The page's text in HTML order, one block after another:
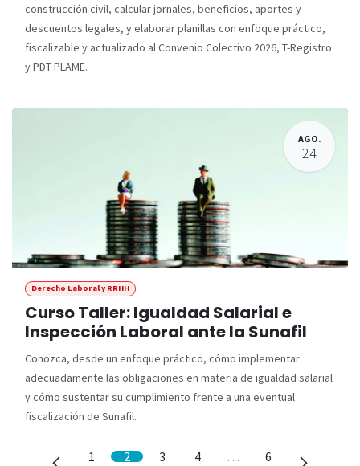
construcción civil, calcular jornales, beneficios, aportes y
descuentos legales, y elaborar planillas con enfoque práctico,
fiscalizable y actualizado al Convenio Colectivo 2026, T-Registro
y PDT PLAME.
AGO.
24
Derecho Laboral y RRHH
Curso Taller: Igualdad Salarial e
Inspección Laboral ante la Sunafil
Conozca, desde un enfoque práctico, cómo implementar
adecuadamente las obligaciones en materia de igualdad salarial
y cómo sustentar su cumplimiento frente a una eventual
fiscalización de Sunafil.
1 2 3 4 … 6